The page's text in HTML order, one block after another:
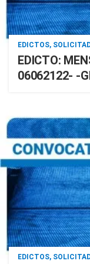
EDICTOS,
EDICTO:
06062122- -
EDICTOS,